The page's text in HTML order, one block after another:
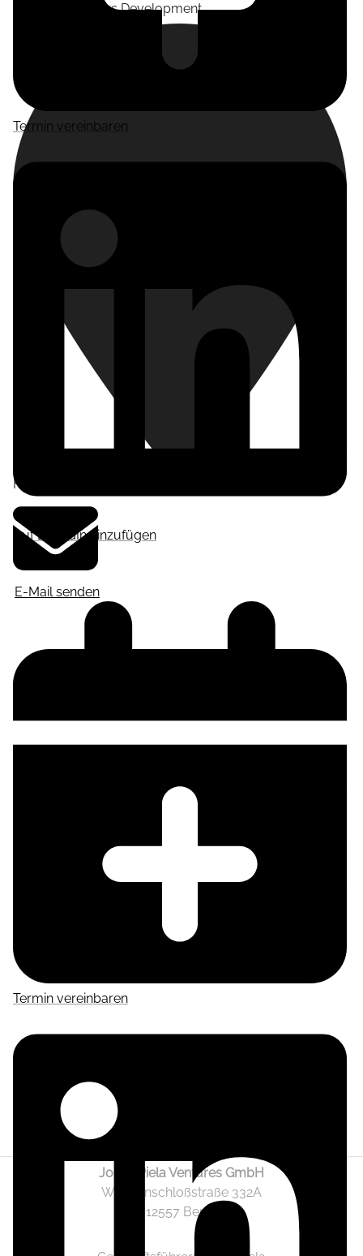
Termin vereinbaren
Auf LinkedIn hinzufügen
Head of Business Development
Frankfurt am Main
E-Mail senden
Termin vereinbaren
Jonas Piela Ventures GmbH
Wendenschloßstraße 332A
12557 Berlin